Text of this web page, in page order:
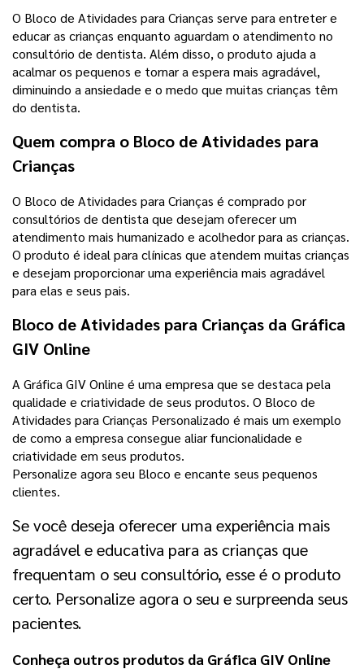
O Bloco de Atividades para Crianças serve para entreter e
educar as crianças enquanto aguardam o atendimento no
consultório de dentista. Além disso, o produto ajuda a
acalmar os pequenos e tornar a espera mais agradável,
diminuindo a ansiedade e o medo que muitas crianças têm
do dentista.
Quem compra o Bloco de Atividades para
Crianças
O Bloco de Atividades para Crianças é comprado por
consultórios de dentista que desejam oferecer um
atendimento mais humanizado e acolhedor para as crianças.
O produto é ideal para clínicas que atendem muitas crianças
e desejam proporcionar uma experiência mais agradável
para elas e seus pais.
Bloco de Atividades para Crianças da Gráfica
GIV Online
A Gráfica GIV Online é uma empresa que se destaca pela
qualidade e criatividade de seus produtos. O Bloco de
Atividades para Crianças Personalizado é mais um exemplo
de como a empresa consegue aliar funcionalidade e
criatividade em seus produtos.
Personalize agora seu Bloco e encante seus pequenos
clientes.
Se você deseja oferecer uma experiência mais
agradável e educativa para as crianças que
frequentam o seu consultório, esse é o produto
certo. Personalize agora o seu e surpreenda seus
pacientes.
Conheça outros produtos da Gráfica GIV Online